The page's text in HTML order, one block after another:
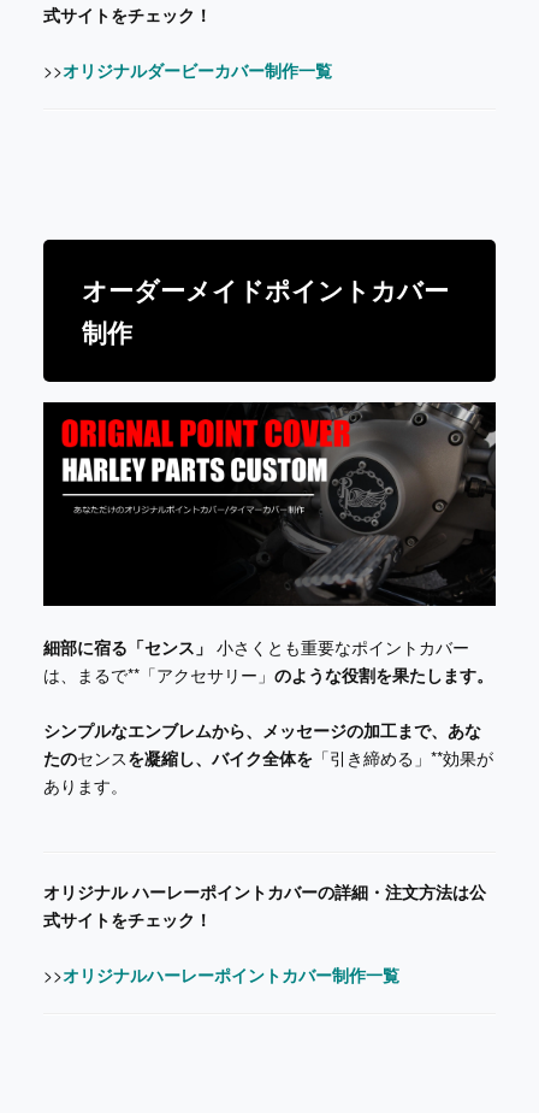
式サイトをチェック！
>>オリジナルダービーカバー制作一覧
オーダーメイドポイントカバー
制作
細部に宿る「センス」 小さくとも重要なポイントカバー
は、まるで**「アクセサリー」 のような役割を果たします。
シンプルなエンブレムから、メッセージの加工まで、あな
たのセンスを凝縮し、バイク全体を 「引き締める」**効果が
あります。
オリジナル ハーレーポイントカバーの詳細・注文方法は公
式サイトをチェック！
>>オリジナルハーレーポイントカバー制作一覧